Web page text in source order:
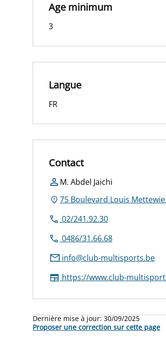
Age minimum
3
Langue
FR
Contact
M. Abdel Jaichi
75 Boulevard Louis
02/241.92.30
0486/31.66.68
info@club-multisports.be
https://www.club-
Dernière mise à jour:30/09/2025
Proposer une correction sur cette page